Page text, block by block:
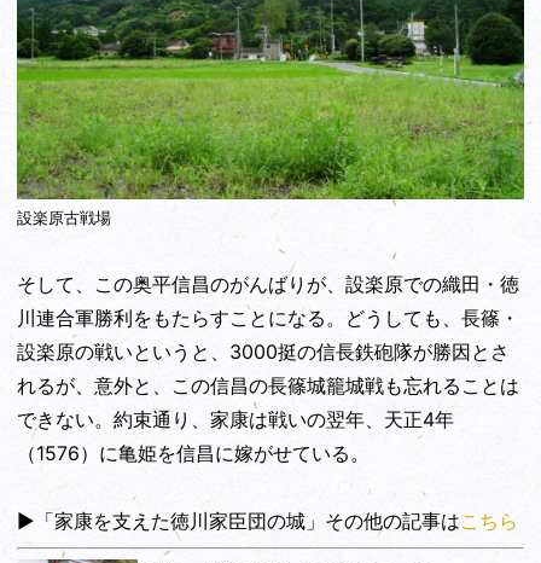
設楽原古戦場
そして、この奥平信昌のがんばりが、設楽原での織田・徳
川連合軍勝利をもたらすことになる。どうしても、長篠・
設楽原の戦いというと、3000挺の信長鉄砲隊が勝因とさ
れるが、意外と、この信昌の長篠城籠城戦も忘れることは
できない。約束通り、家康は戦いの翌年、天正4年
（1576）に亀姫を信昌に嫁がせている。
▶「家康を支えた徳川家臣団の城」その他の記事はこちら